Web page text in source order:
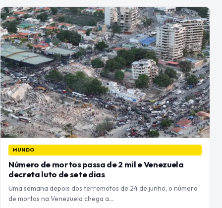
MUNDO
Número de mortos passa de 2 mil e Venezuela
decreta luto de sete dias
Uma semana depois dos terremotos de 24 de junho, o número
de mortos na Venezuela chega a…